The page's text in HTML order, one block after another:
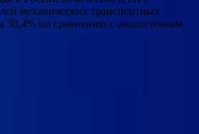
механических транспортных
38,4% по сравнению с аналогичным